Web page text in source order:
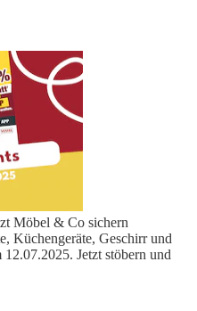
Möbel & Co sichern
Küchengeräte, Geschirr und
Jetzt stöbern und